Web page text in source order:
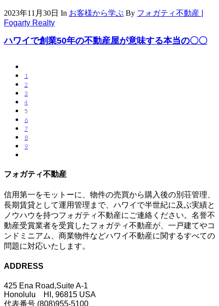
2023年11月30日 In お客様から学ぶ By フォガティ不動産 |
Fogarty Realty
ハワイで創業50年の不動産屋が意味する本当の〇〇
1
2
3
4
5
6
7
8
9
フォガティ不動産
信用第一をモットーに、物件の売買から購入後の別荘管理、
長期賃貸として運用管理まで、ハワイで半世紀に及ぶ実績と
ノウハウを持つフォガティ不動産にご連絡ください。名誉不
動産受賞業者を受賞したフォガティ不動産が、一戸建てやコ
ンドミニアム、商業物件などハワイ不動産に関するすべての
問題に対応いたします。
ADDRESS
425 Ena Road,Suite A-1
Honolulu HI, 96815 USA
代表番号 (808)955-5100